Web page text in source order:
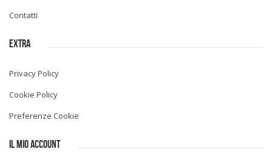
Contatti
EXTRA
Privacy Policy
Cookie Policy
Preferenze Cookie
IL MIO ACCOUNT